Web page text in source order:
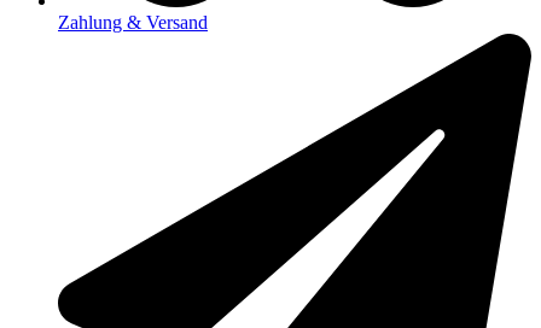
Zahlung & Versand